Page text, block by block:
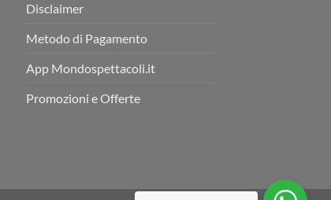
Disclaimer
Metodo di Pagamento
App Mondospettacoli.it
Promozioni e Offerte